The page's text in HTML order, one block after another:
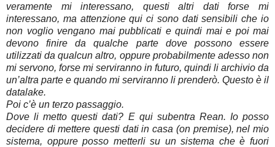
veramente mi interessano, questi altri dati forse mi
interessano, ma attenzione qui ci sono dati sensibili che io
non voglio vengano mai pubblicati e quindi mai e poi mai
devono finire da qualche parte dove possono essere
utilizzati da qualcun altro, oppure probabilmente adesso non
mi servono, forse mi serviranno in futuro, quindi li archivio da
un’altra parte e quando mi serviranno li prenderò. Questo è il
datalake.
Poi c’è un terzo passaggio.
Dove li metto questi dati? E qui subentra Rean. Io posso
decidere di mettere questi dati in casa (on premise), nel mio
sistema, oppure posso metterli su un sistema che è fuori